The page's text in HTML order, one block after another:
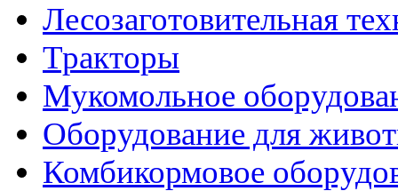
Лесозаготовительная
Тракторы
Мукомольное
Оборудование для
Комбикормовое